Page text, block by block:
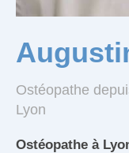
Ostéopathe
Lyon
Ostéopathe à